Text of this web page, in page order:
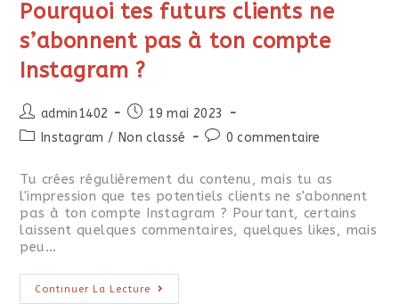
Pourquoi tes futurs clients ne
s’abonnent pas à ton compte
Instagram ?
admin1402
19 mai 2023
Instagram / Non classé 0 commentaire
Tu crées régulièrement du contenu, mais tu as
l'impression que tes potentiels clients ne s'abonnent
pas à ton compte Instagram ? Pourtant, certains
laissent quelques commentaires, quelques likes, mais
peu…
Continuer La Lecture